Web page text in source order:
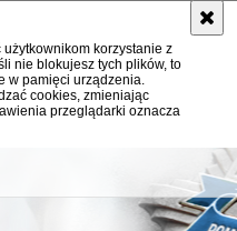
korzystanie z
nie blokujesz tych plików, to
w pamięci urządzenia.
cookies, zmieniając
przeglądarki oznacza